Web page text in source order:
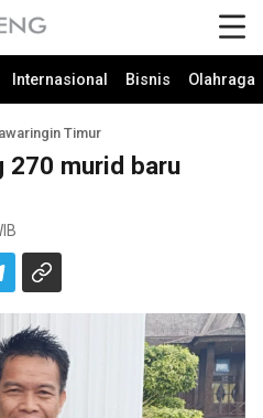
Internasional Bisnis Olahraga
Timur
270 murid baru